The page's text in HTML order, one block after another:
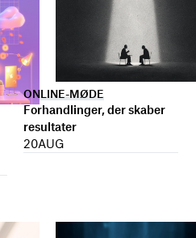
ONLINE-MØDE
Forhandlinger, der skaber
resultater
20AUG